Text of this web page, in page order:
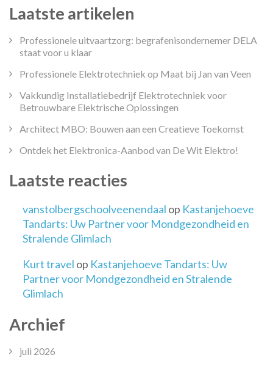
Laatste artikelen
Professionele uitvaartzorg: begrafenisondernemer DELA
staat voor u klaar
Professionele Elektrotechniek op Maat bij Jan van Veen
Vakkundig Installatiebedrijf Elektrotechniek voor
Betrouwbare Elektrische Oplossingen
Architect MBO: Bouwen aan een Creatieve Toekomst
Ontdek het Elektronica-Aanbod van De Wit Elektro!
Laatste reacties
vanstolbergschoolveenendaal op Kastanjehoeve
Tandarts: Uw Partner voor Mondgezondheid en
Stralende Glimlach
Kurt travel op Kastanjehoeve Tandarts: Uw
Partner voor Mondgezondheid en Stralende
Glimlach
Archief
juli 2026